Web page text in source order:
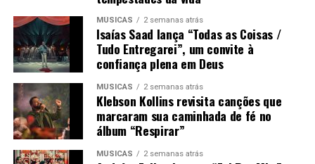
MÚSICAS 2 semanas atrás
Isaías Saad lança “Todas as Coisas /
Tudo Entregarei”, um convite à
confiança plena em Deus
MÚSICAS 2 semanas atrás
Klebson Kollins revisita canções que
marcaram sua caminhada de fé no
álbum “Respirar”
MÚSICAS 2 semanas atrás